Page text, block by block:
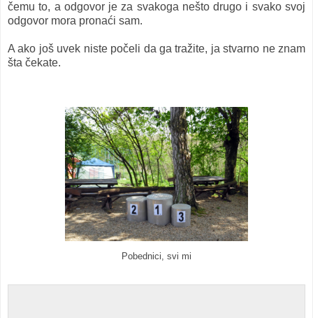
čemu to, a odgovor je za svakoga nešto drugo i svako svoj
odgovor mora pronaći sam.
A ako još uvek niste počeli da ga tražite, ja stvarno ne znam
šta čekate.
Pobednici, svi mi